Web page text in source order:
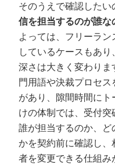
そのうえで確認したい
信を担当するのが誰な
よっては、フリーラ
しているケースもあ
深さは大きく変わり
門用語や決裁プロセ
があり、隙間時間に
けの体制では、受付突
誰が担当するのか、
かを契約前に確認し、
者を変更できる仕組み